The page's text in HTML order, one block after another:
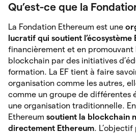
Qu’est-ce que la
La Fondation Ethereum est une
lucratif qui soutient l’écosystème
financièrement et en promouvant
blockchain par des initiatives
formation. La EF tient à faire
organisation comme les autres,
comme un groupe de différentes
une organisation traditionnelle.
Ethereum soutient la blockchain
directement Ethereum.